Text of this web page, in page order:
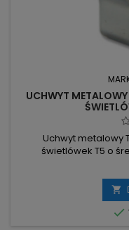
UCHWYT
Uchwyt metalowy
świetlówek T5 o
kompatybilny z
montażowy wykonany

